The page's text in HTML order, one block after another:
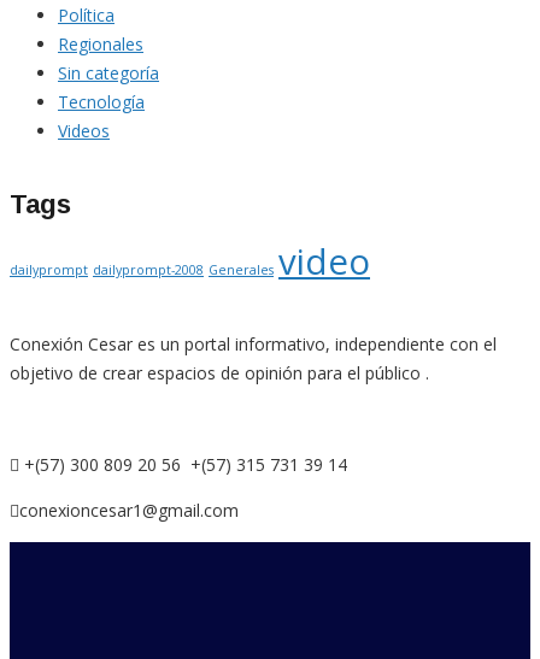
Política
Regionales
Sin categoría
Tecnología
Videos
Tags
dailyprompt dailyprompt-2008 Generales video
Conexión Cesar es un portal informativo, independiente con el
objetivo de crear espacios de opinión para el público .
+(57) 300 809 20 56 +(57) 315 731 39 14
conexioncesar1@gmail.com